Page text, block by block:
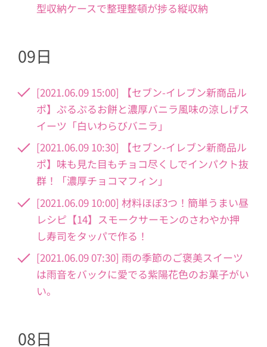
型収納ケースで整理整頓が捗る縦収納
09日
[2021.06.09 15:00] 【セブン-イレブン新商品ル
ポ】ぷるぷるお餅と濃厚バニラ風味の涼しげス
イーツ「白いわらびバニラ」
[2021.06.09 10:30] 【セブン-イレブン新商品ル
ポ】味も見た目もチョコ尽くしでインパクト抜
群！「濃厚チョコマフィン」
[2021.06.09 10:00] 材料ほぼ3つ！簡単うまい昼
レシピ【14】スモークサーモンのさわやか押
し寿司をタッパで作る！
[2021.06.09 07:30] 雨の季節のご褒美スイーツ
は雨音をバックに愛でる紫陽花色のお菓子がい
い。
08日